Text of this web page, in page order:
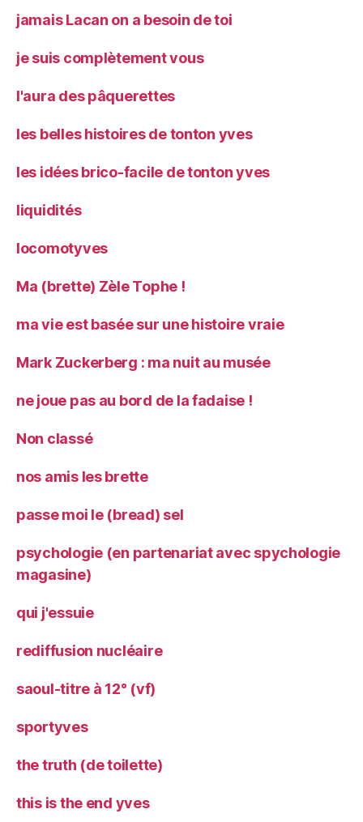
jamais Lacan on a besoin de toi
je suis complètement vous
l'aura des pâquerettes
les belles histoires de tonton yves
les idées brico-facile de tonton yves
liquidités
locomotyves
Ma (brette) Zèle Tophe !
ma vie est basée sur une histoire vraie
Mark Zuckerberg : ma nuit au musée
ne joue pas au bord de la fadaise !
Non classé
nos amis les brette
passe moi le (bread) sel
psychologie (en partenariat avec spychologie
magasine)
qui j'essuie
rediffusion nucléaire
saoul-titre à 12° (vf)
sportyves
the truth (de toilette)
this is the end yves